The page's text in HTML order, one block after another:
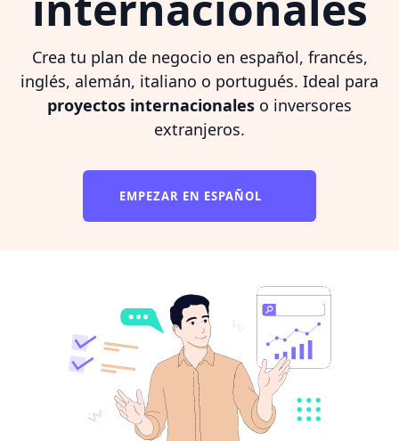
Crea tu plan de negocio en español, francés,
inglés, alemán, italiano o portugués. Ideal para
proyectos internacionales o inversores
extranjeros.
EMPEZAR EN ESPAÑOL